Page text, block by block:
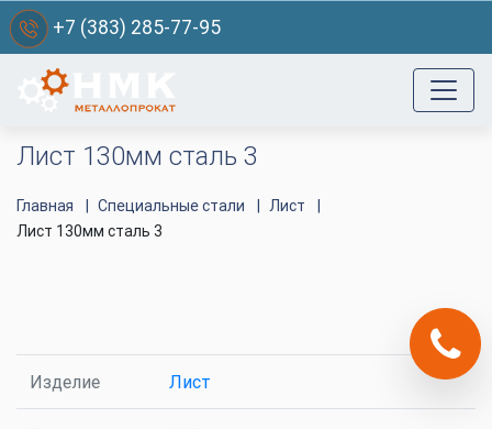
+7 (383) 285-77-95
Лист 130мм сталь 3
Главная Специальные стали
Лист
Лист 130мм сталь 3
Изделие Лист